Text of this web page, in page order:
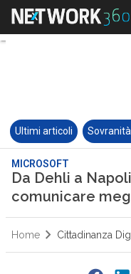
Ultimi articoli
MICROSOFT
Da Dehli a
comunicare
Home Cittadinanza